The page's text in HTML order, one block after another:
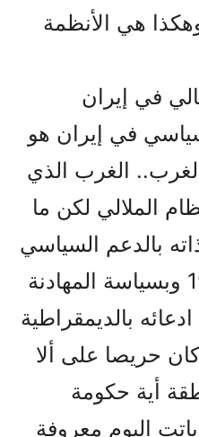
هي الأنظمة
في إيران
في إيران هو
الغرب الذي
الملالي لكن ما
بالدعم السياسي
للملالي منذ سنة 1979 وبسياسة المهادنة
بالديمقراطية
حريصا على ألا
أية حكومة
اليوم معروفة